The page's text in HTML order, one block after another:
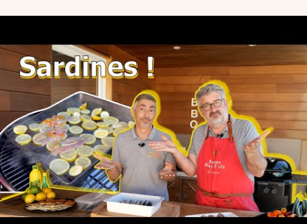
Essuyez chaque sardine dans du papier absorbant pour